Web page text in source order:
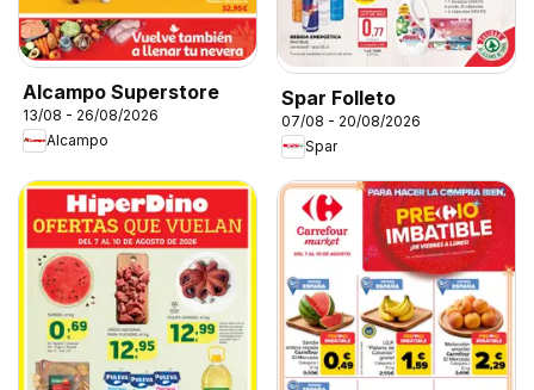
Alcampo Superstore
13/08 - 26/08/2026
Alcampo
Spar Folleto
07/08 - 20/08/2026
Spar